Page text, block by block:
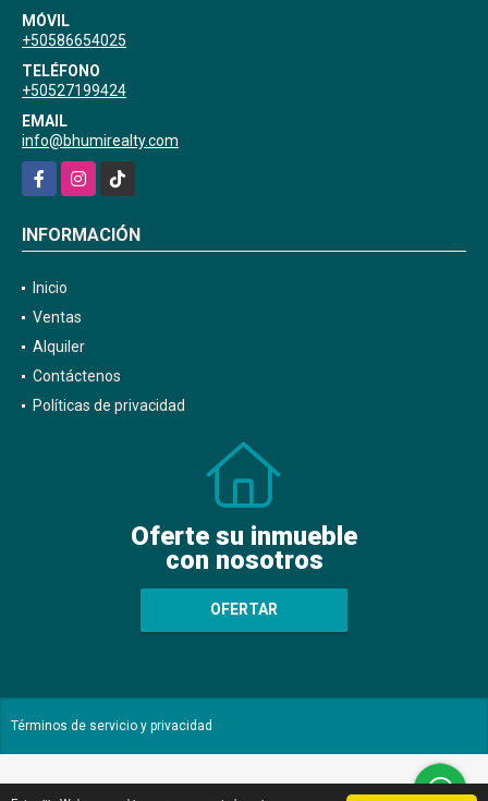
MÓVIL
+50586654025
TELÉFONO
+50527199424
EMAIL
info@bhumirealty.com
FacebookInstagramTikTok
INFORMACIÓN
Inicio
Ventas
Alquiler
Contáctenos
Políticas de privacidad
Oferte su inmueble
con nosotros
OFERTAR
Términos de servicio y privacidad